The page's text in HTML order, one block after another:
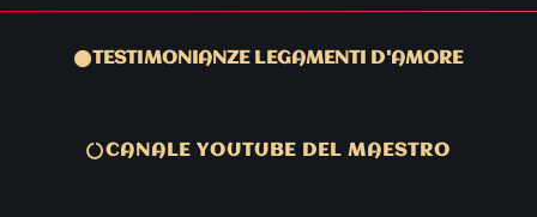
TESTIMONIANZE LEGAMENTI D'AMORE
CANALE YOUTUBE DEL MAESTRO